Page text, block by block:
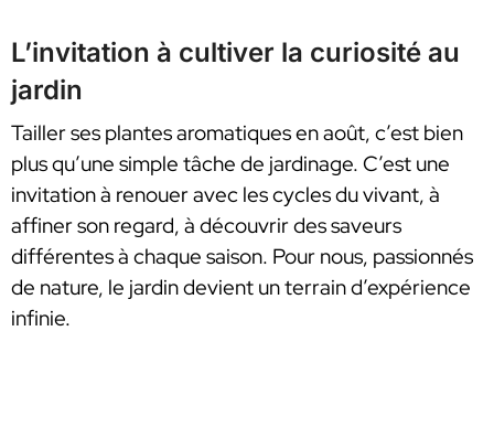
L’invitation à cultiver la curiosité au
jardin
Tailler ses plantes aromatiques en août, c’est bien
plus qu’une simple tâche de jardinage. C’est une
invitation à renouer avec les cycles du vivant, à
affiner son regard, à découvrir des saveurs
différentes à chaque saison. Pour nous, passionnés
de nature, le jardin devient un terrain d’expérience
infinie.